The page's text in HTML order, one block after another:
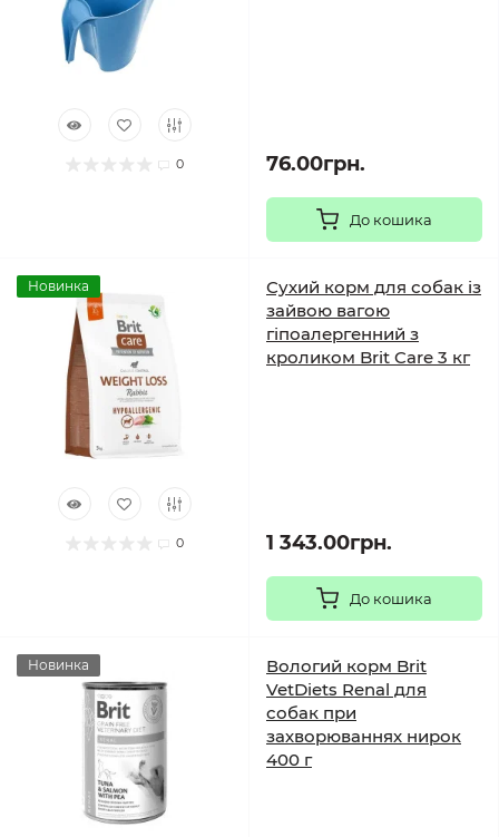
0 76.00грн.
До кошика
Новинка
0
Сухий корм для собак із
зайвою вагою
гіпоалергенний з
кроликом Brit Care 3 кг
1 343.00грн.
До кошика
Новинка
Вологий корм Brit
VetDiets Renal для
собак при
захворюваннях нирок
400 г